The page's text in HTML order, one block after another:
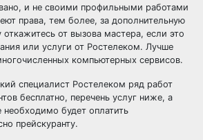
и не своими профильными работами
права, тем более, за дополнительную
откажитесь от вызова мастера, если это
или услуги от Ростелеком. Лучше
компьютерных сервисов.
специалист Ростелеком ряд работ
бесплатно, перечень услуг ниже, а
будет оплатить
прейскуранту.